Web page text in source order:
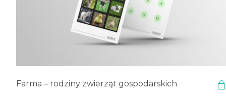
Farma – rodziny zwierząt gospodarskich